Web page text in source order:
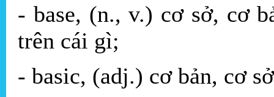
- base, (n., v.) cơ sở, cơ
trên cái gì;
- basic, (adj.) cơ bản, cơ